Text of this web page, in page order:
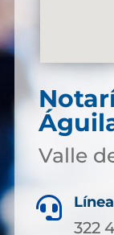
Valle

322